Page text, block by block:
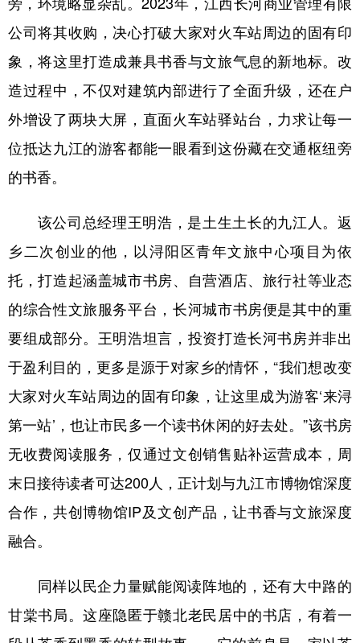
旁，环境略显杂乱。2023年，江西长河商业管理有限
公司将其收购，决心打破大家对火车站周边的固有印
象，将这里打造成兼具书香与文旅气息的新地标。改
造过程中，不仅对建筑内部进行了全面升级，还在户
外增设了两块大屏，直面火车站驿站台，力求让每一
位抵达九江的游客都能一眼看到这份藏在交通枢纽旁
的书香。
该公司总经理王明浩，是土生土长的九江人。返
乡二次创业的他，以浔阳区青年文旅中心项目为依
托，打造起涵盖城市书房、自营酒店、旅行社等业态
的综合性文旅服务平台，长河城市书房便是其中的重
要组成部分。王明浩坦言，投资打造长河书房并非出
于盈利目的，更多是源于对家乡的情怀，“我们想改变
大家对火车站周边的固有印象，让这里成为游客‘来浔
第一站’，也让市民多一个读书休闲的好去处。”该书房
无收费阅读服务，仅通过文创销售贴补运营成本，周
末日接待读者可达200人，正计划与九江市博物馆深度
合作，共创博物馆IP及文创产品，让书香与文旅深度
融合。
同样以民企力量赋能阅读阵地的，还有大中路的
甘棠书局。这座隐匿于赣北老民居中的书店，有着一